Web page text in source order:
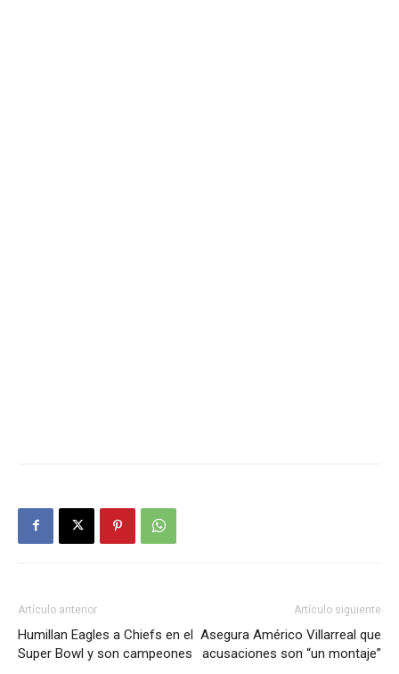
Artículo anterior
Humillan Eagles a Chiefs en el
Super Bowl y son campeones
Artículo siguiente
Asegura Américo Villarreal que
acusaciones son “un montaje”